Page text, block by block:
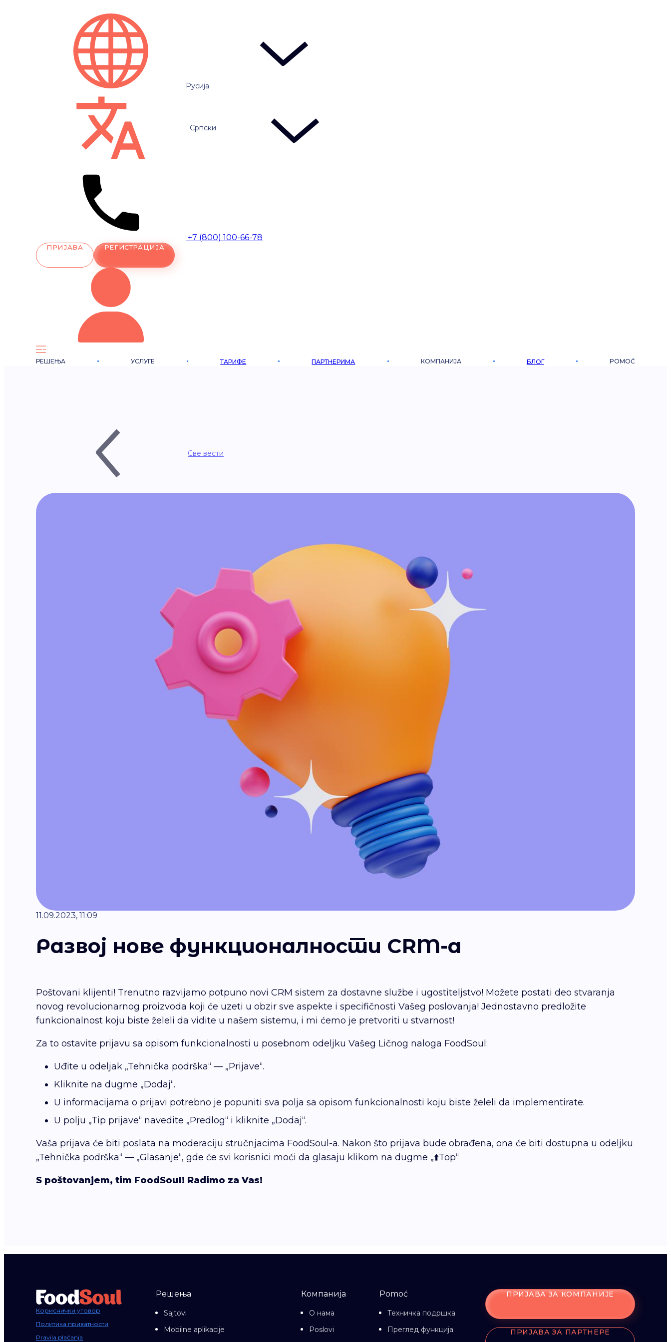
Русија
Српски
+7 (800) 100-66-78
ПРИЈАВА РЕГИСТРАЦИЈА
РЕШЕЊА УСЛУГЕ ТАРИФЕ ПАРТНЕРИМА КОМПАНИЈА БЛОГ POMOĆ
Све вести
11.09.2023, 11:09
Развој нове функционалности CRM-а
Poštovani klijenti! Trenutno razvijamo potpuno novi CRM sistem za dostavne službe i ugostiteljstvo! Možete postati deo stvaranja
novog revolucionarnog proizvoda koji će uzeti u obzir sve aspekte i specifičnosti Vašeg poslovanja! Jednostavno predložite
funkcionalnost koju biste želeli da vidite u našem sistemu, i mi ćemo je pretvoriti u stvarnost!
Za to ostavite prijavu sa opisom funkcionalnosti u posebnom odeljku Vašeg Ličnog naloga FoodSoul:
Uđite u odeljak „Tehnička podrška“ — „Prijave“.
Kliknite na dugme „Dodaj“.
U informacijama o prijavi potrebno je popuniti sva polja sa opisom funkcionalnosti koju biste želeli da implementirate.
U polju „Tip prijave“ navedite „Predlog“ i kliknite „Dodaj“.
Vaša prijava će biti poslata na moderaciju stručnjacima FoodSoul-a. Nakon što prijava bude obrađena, ona će biti dostupna u odeljku
„Tehnička podrška“ — „Glasanje“, gde će svi korisnici moći da glasaju klikom na dugme „⬆️Top“
S poštovanjem, tim FoodSoul! Radimo za Vas!
Кориснички уговор
Политика приватности
Pravila plaćanja
Решења
Sajtovi
Mobilne aplikacije
Компанија
О нама
Poslovi
Pomoć
Техничка подршка
Преглед функција
ПРИЈАВА ЗА КОМПАНИЈЕ
ПРИЈАВА ЗА ПАРТНЕРЕ